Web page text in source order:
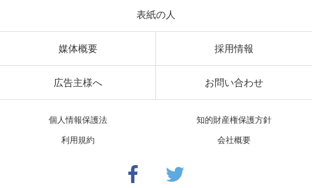
表紙の人
媒体概要 採用情報
広告主様へ お問い合わせ
個人情報保護法 知的財産権保護方針
利用規約 会社概要